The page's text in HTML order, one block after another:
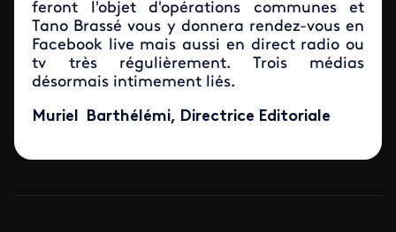
feront l'objet d'opérations communes et
Tano Brassé vous y donnera rendez-vous en
Facebook live mais aussi en direct radio ou
tv très régulièrement. Trois médias
désormais intimement liés.
Muriel Barthélémi, Directrice Editoriale